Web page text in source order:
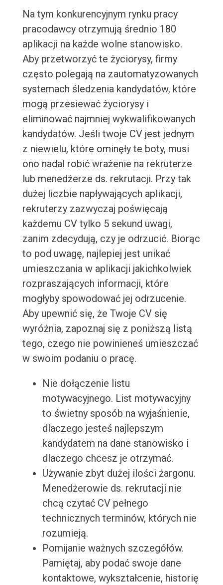
Na tym konkurencyjnym rynku pracy
pracodawcy otrzymują średnio 180
aplikacji na każde wolne stanowisko.
Aby przetworzyć te życiorysy, firmy
często polegają na zautomatyzowanych
systemach śledzenia kandydatów, które
mogą przesiewać życiorysy i
eliminować najmniej wykwalifikowanych
kandydatów. Jeśli twoje CV jest jednym
z niewielu, które ominęły te boty, musi
ono nadal robić wrażenie na rekruterze
lub menedżerze ds. rekrutacji. Przy tak
dużej liczbie napływających aplikacji,
rekruterzy zazwyczaj poświęcają
każdemu CV tylko 5 sekund uwagi,
zanim zdecydują, czy je odrzucić. Biorąc
to pod uwagę, najlepiej jest unikać
umieszczania w aplikacji jakichkolwiek
rozpraszających informacji, które
mogłyby spowodować jej odrzucenie.
Aby upewnić się, że Twoje CV się
wyróżnia, zapoznaj się z poniższą listą
tego, czego nie powinieneś umieszczać
w swoim podaniu o pracę.
Nie dołączenie listu
motywacyjnego. List motywacyjny
to świetny sposób na wyjaśnienie,
dlaczego jesteś najlepszym
kandydatem na dane stanowisko i
dlaczego chcesz je otrzymać.
Używanie zbyt dużej ilości żargonu.
Menedżerowie ds. rekrutacji nie
chcą czytać CV pełnego
technicznych terminów, których nie
rozumieją.
Pomijanie ważnych szczegółów.
Pamiętaj, aby podać swoje dane
kontaktowe, wykształcenie, historię